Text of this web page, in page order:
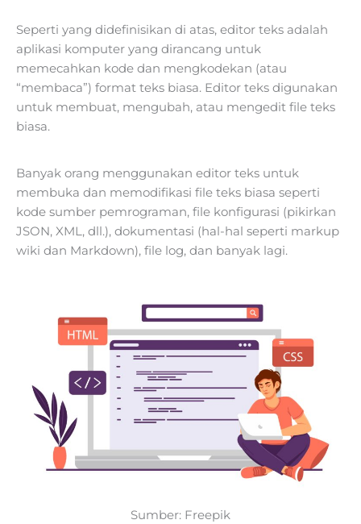
Seperti yang didefinisikan di atas, editor teks adalah
aplikasi komputer yang dirancang untuk
memecahkan kode dan mengkodekan (atau
“membaca”) format teks biasa. Editor teks digunakan
untuk membuat, mengubah, atau mengedit file teks
biasa.
Banyak orang menggunakan editor teks untuk
membuka dan memodifikasi file teks biasa seperti
kode sumber pemrograman, file konfigurasi (pikirkan
JSON, XML, dll.), dokumentasi (hal-hal seperti markup
wiki dan Markdown), file log, dan banyak lagi.
Sumber: Freepik